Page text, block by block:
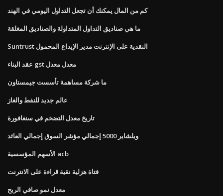
كم من المال يمكنك أن تجعل التداول اليومي في الهند
ما هي صناديق التداول المتداولة والصناديق المغلقة
Suntrust النقدية على الإنترنت مدير الإيداع المحمول
عقد البناء gst معدل معدل
ما شركة مساهمة تأسست جيمستاون
عالم جديد للنفط والغاز
تاريخ معدل التضخم في سنغافورة
ويلشاير 5000 إجمالي مؤشر السوق إجمالي العائد
الأسهم المؤسسية acb
فتاة هزلية نقية قراءة على الانترنت
معدل نمو صافي الربح